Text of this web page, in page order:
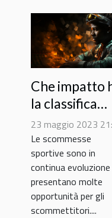
Che impatto
la classifica
sulle
scommesse
sportive ?
23 maggio 2023
Le scommesse
sportive sono in
continua evoluzione
presentano molte
opportunità per gli
scommettitori....